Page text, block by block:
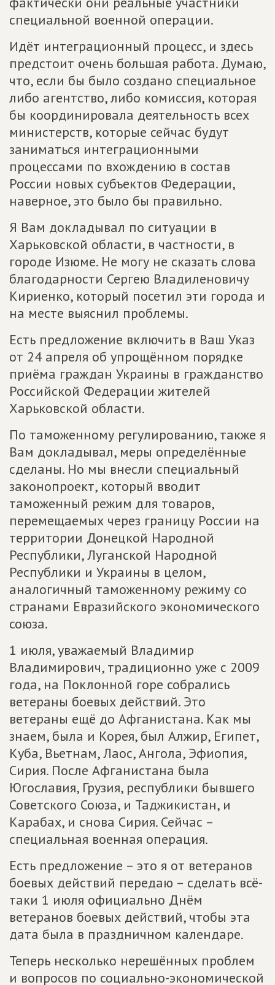
специальной военной операции.
Идёт интеграционный процесс, и здесь
предстоит очень большая работа. Думаю,
что, если бы было создано специальное
либо агентство, либо комиссия, которая
бы координировала деятельность всех
министерств, которые сейчас будут
заниматься интеграционными
процессами по вхождению в состав
России новых субъектов Федерации,
наверное, это было бы правильно.
Я Вам докладывал по ситуации в
Харьковской области, в частности, в
городе Изюме. Не могу не сказать слова
благодарности Сергею Владиленовичу
Кириенко, который посетил эти города и
на месте выяснил проблемы.
Есть предложение включить в Ваш Указ
от 24 апреля об упрощённом порядке
приёма граждан Украины в гражданство
Российской Федерации жителей
Харьковской области.
По таможенному регулированию, также я
Вам докладывал, меры определённые
сделаны. Но мы внесли специальный
законопроект, который вводит
таможенный режим для товаров,
перемещаемых через границу России на
территории Донецкой Народной
Республики, Луганской Народной
Республики и Украины в целом,
аналогичный таможенному режиму со
странами Евразийского экономического
союза.
1 июля, уважаемый Владимир
Владимирович, традиционно уже с 2009
года, на Поклонной горе собрались
ветераны боевых действий. Это
ветераны ещё до Афганистана. Как мы
знаем, была и Корея, был Алжир, Египет,
Куба, Вьетнам, Лаос, Ангола, Эфиопия,
Сирия. После Афганистана была
Югославия, Грузия, республики бывшего
Советского Союза, и Таджикистан, и
Карабах, и снова Сирия. Сейчас –
специальная военная операция.
Есть предложение – это я от ветеранов
боевых действий передаю – сделать всё-
таки 1 июля официально Днём
ветеранов боевых действий, чтобы эта
дата была в праздничном календаре.
Теперь несколько нерешённых проблем
и вопросов по социально-экономической